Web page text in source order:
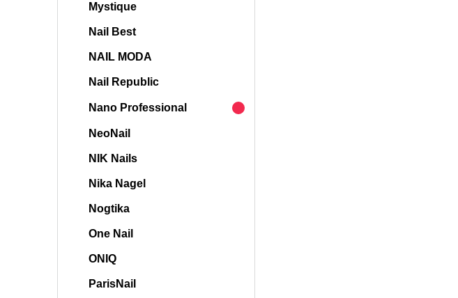
Mystique
Nail Best
NAIL MODA
Nail Republic
Nano Professional
NeoNail
NIK Nails
Nika Nagel
Nogtika
One Nail
ONIQ
ParisNail